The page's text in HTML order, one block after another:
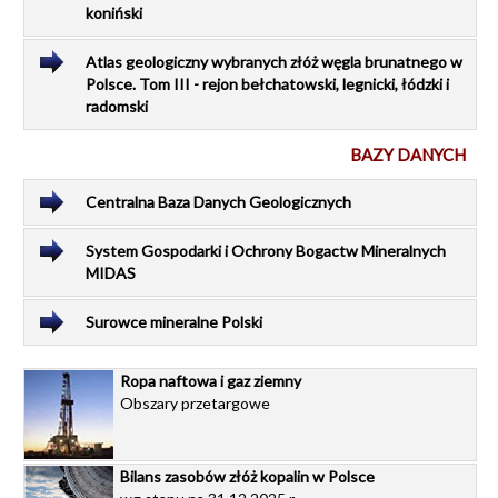
koniński
Atlas geologiczny wybranych złóż węgla brunatnego w
Polsce. Tom III - rejon bełchatowski, legnicki, łódzki i
radomski
BAZY DANYCH
Centralna Baza Danych Geologicznych
System Gospodarki i Ochrony Bogactw Mineralnych
MIDAS
Surowce mineralne Polski
Ropa naftowa i gaz ziemny
Obszary przetargowe
Bilans zasobów złóż kopalin w Polsce